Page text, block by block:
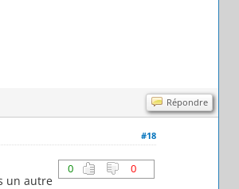
Répondre
#18
0 0
un autre